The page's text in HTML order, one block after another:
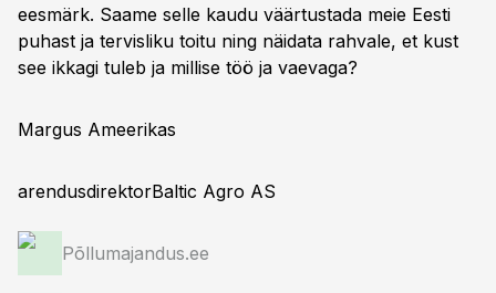
eesmärk. Saame selle kaudu väärtustada meie Eesti
puhast ja tervisliku toitu ning näidata rahvale, et kust
see ikkagi tuleb ja millise töö ja vaevaga?
Margus Ameerikas
arendusdirektorBaltic Agro AS
Põllumajandus.ee